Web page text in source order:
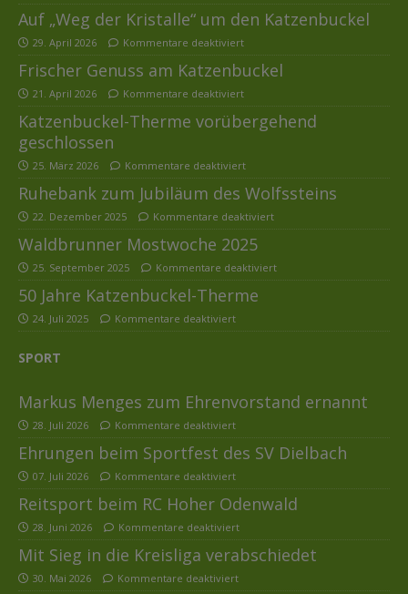
Auf „Weg der Kristalle“ um den Katzenbuckel
29. April 2026 Kommentare deaktiviert
Frischer Genuss am Katzenbuckel
21. April 2026 Kommentare deaktiviert
Katzenbuckel-Therme vorübergehend
geschlossen
25. März 2026 Kommentare deaktiviert
Ruhebank zum Jubiläum des Wolfssteins
22. Dezember 2025 Kommentare deaktiviert
Waldbrunner Mostwoche 2025
25. September 2025 Kommentare deaktiviert
50 Jahre Katzenbuckel-Therme
24. Juli 2025 Kommentare deaktiviert
SPORT
Markus Menges zum Ehrenvorstand ernannt
28. Juli 2026 Kommentare deaktiviert
Ehrungen beim Sportfest des SV Dielbach
07. Juli 2026 Kommentare deaktiviert
Reitsport beim RC Hoher Odenwald
28. Juni 2026 Kommentare deaktiviert
Mit Sieg in die Kreisliga verabschiedet
30. Mai 2026 Kommentare deaktiviert